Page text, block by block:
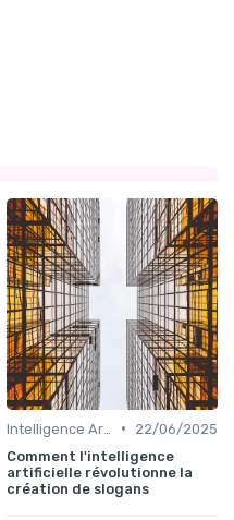
•
22/06/2025
Comment l'intelligence
artificielle révolutionne la
création de slogans